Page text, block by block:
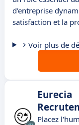
d'entreprise
satisfaction et la
Voir plus de
Eurecia
Placez